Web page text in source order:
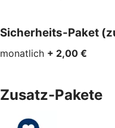
Sicherheits-Paket
monatlich + 2,00 €
Zusatz-Pakete